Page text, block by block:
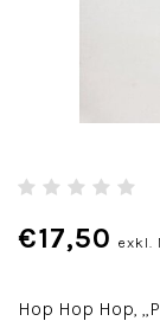
€17,50 exkl.
Hop Hop Hop,